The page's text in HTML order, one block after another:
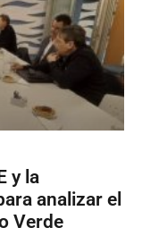
y la
analizar el
Verde